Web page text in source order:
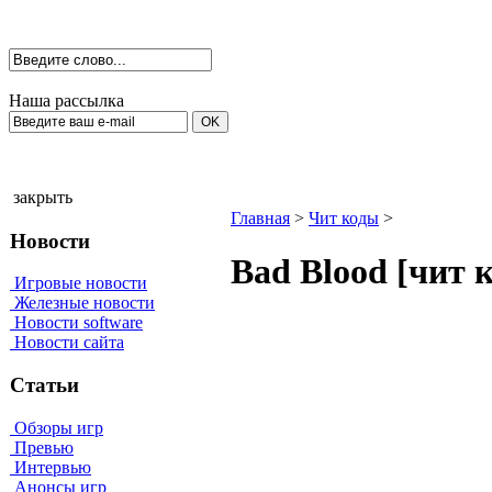
Наша рассылка
закрыть
Новости
Игровые новости
Железные новости
Новости software
Новости сайта
Статьи
Обзоры игр
Превью
Интервью
Анонсы игр
Главная > Чит коды >
Ваd Вlооd [чит